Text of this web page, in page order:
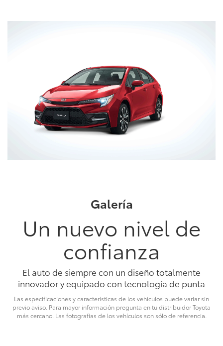
Galería
Un nuevo nivel de
confianza
El auto de siempre con un diseño totalmente
innovador y equipado con tecnología de punta
Las especificaciones y características de los vehículos puede variar sin
previo aviso. Para mayor información pregunta en tu distribuidor Toyota
más cercano. Las fotografías de los vehículos son sólo de referencia.